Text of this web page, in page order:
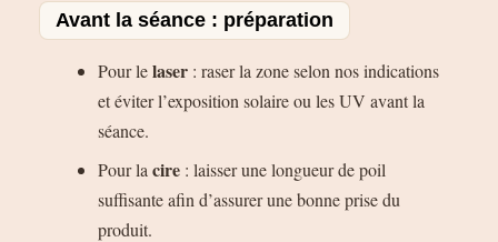
Avant la séance : préparation
Pour lelaser : raser la zone selon nos indications
et éviter l’exposition solaire ou les UV avant la
séance.
Pour la cire : laisser une longueur de poil
suffisante afin d’assurer une bonne prise du
produit.